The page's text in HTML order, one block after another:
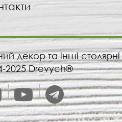
декор та інші столярні
2025 Drevych®